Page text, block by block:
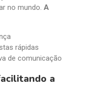
no mundo. A
rápidas
de comunicação
a